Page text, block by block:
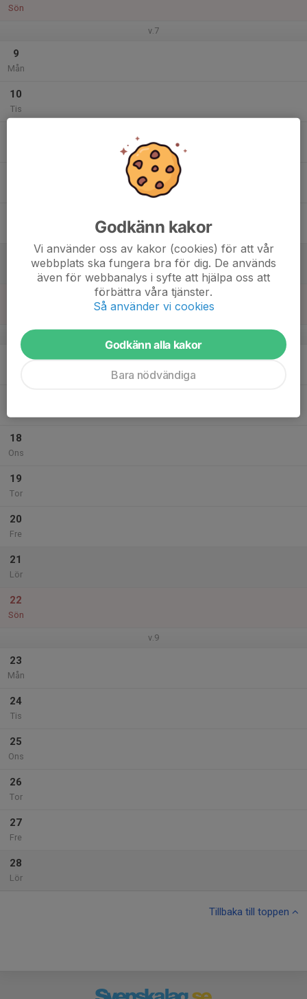
Sön
v.7
9
Mån
10
Tis
18
Ons
19
Tor
20
Fre
21
Lör
22
Sön
v.9
23
Mån
24
Tis
25
Ons
26
Tor
27
Fre
28
Lör
Tillbaka till toppen
Godkänn kakor
Vi använder oss av kakor (cookies) för att vår
webbplats ska fungera bra för dig. De används
även för webbanalys i syfte att hjälpa oss att
förbättra våra tjänster.
Så använder vi cookies
Godkänn alla kakor
Bara nödvändiga